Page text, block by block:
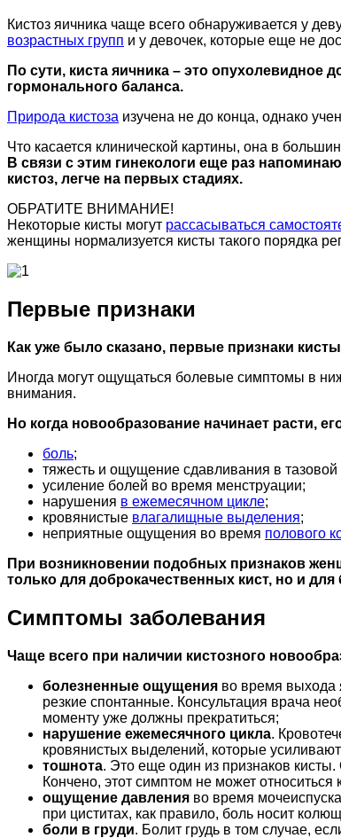
Кистоз яичника чаще всего обнаруживается у
возрастных групп и у девочек, которые еще не
По сути, киста яичника – это
гормонального баланса.
Природа кистоза изучена не до конца, однако
Что касается клинической картины, она в
В связи с этим гинекологи еще раз
кистоз, легче на первых стадиях.
ОБРАТИТЕ ВНИМАНИЕ!
Некоторые кисты могут рассасываться
женщины нормализуется кисты такого порядка
Первые признаки
Как уже было сказано, первые признаки
Иногда могут ощущаться болевые симптомы в
внимания.
Но когда новообразование начинает расти,
боль;
тяжесть и ощущение сдавливания в тазовой
усиление болей во время менструации;
нарушения в ежемесячном цикле;
кровянистые влагалищные выделения;
неприятные ощущения во время полового
При возникновении подобных признаков
только для доброкачественных кист, но и
Симптомы заболевания
Чаще всего при наличии кистозного
болезненные ощущения во время выхода
резкие спонтанные. Консультация врача
моменту уже должны прекратиться;
нарушение ежемесячного цикла.
кровянистых выделений, которые
тошнота. Это еще один из признаков
Кончено, этот симптом не может
ощущение давления во время
при циститах, как правило, боль носит
боли в груди. Болит грудь в том случае,